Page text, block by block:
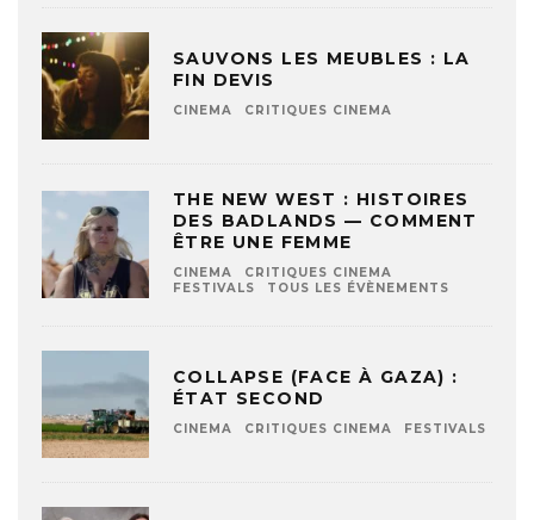
SAUVONS LES MEUBLES : LA
FIN DEVIS
CINEMA CRITIQUES CINEMA
THE NEW WEST : HISTOIRES
DES BADLANDS — COMMENT
ÊTRE UNE FEMME
CINEMA
CRITIQUES CINEMA
FESTIVALS
TOUS LES ÉVÈNEMENTS
COLLAPSE (FACE À GAZA) :
ÉTAT SECOND
CINEMA CRITIQUES CINEMA FESTIVALS